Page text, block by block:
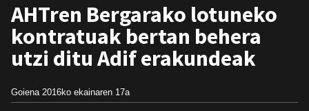
AHTren Bergarako lotuneko
kontratuak bertan behera
utzi ditu Adif erakundeak
Goiena 2016ko ekainaren 17a